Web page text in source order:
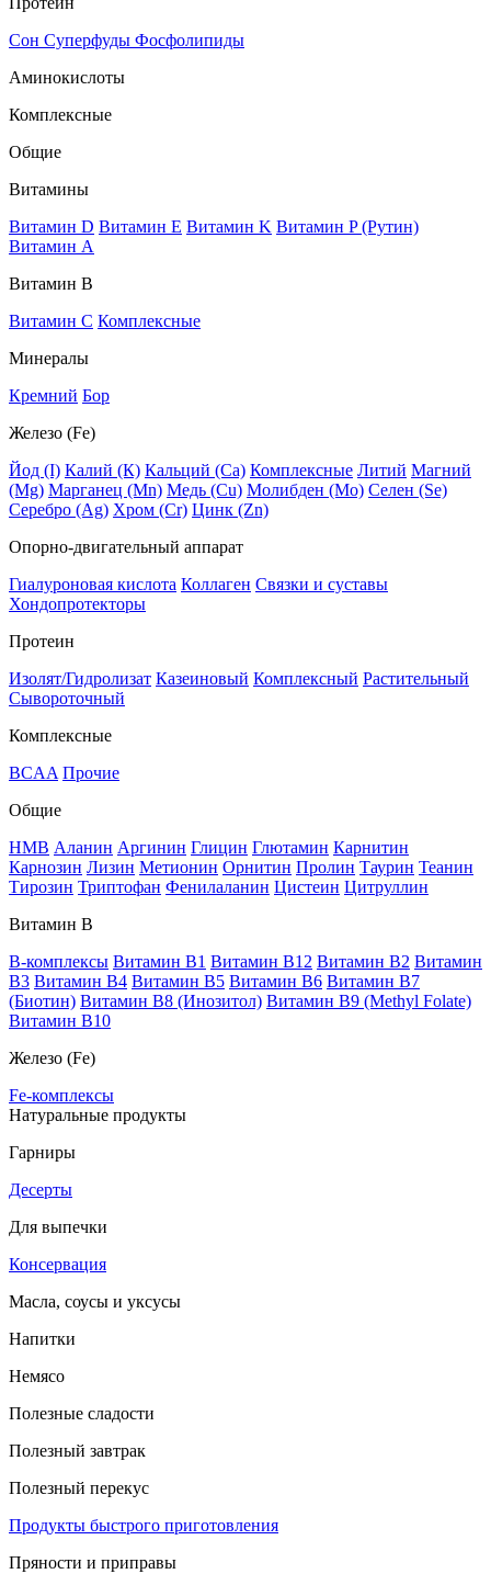
Сон Суперфуды Фосфолипиды
Аминокислоты
Комплексные
Общие
Витамины
Витамин D Витамин E Витамин K Витамин P (Рутин)
Витамин А
Витамин В
Витамин C Комплексные
Минералы
Кремний Бор
Железо (Fe)
Йод (I) Калий (К) Кальций (Са) Комплексные Литий Магний
(Mg) Марганец (Mn) Медь (Сu) Молибден (Мо) Селен (Se)
Серебро (Ag) Хром (Cr) Цинк (Zn)
Опорно-двигательный аппарат
Гиалуроновая кислота Коллаген Связки и суставы
Хондопротекторы
Протеин
Изолят/Гидролизат Казеиновый Комплексный Растительный
Сывороточный
Комплексные
BCAA Прочие
Общие
HMB Аланин Аргинин Глицин Глютамин Карнитин
Карнозин Лизин Метионин Орнитин Пролин Таурин Теанин
Тирозин Триптофан Фенилаланин Цистеин Цитруллин
Витамин В
B-комплексы Витамин B1 Витамин B12 Витамин B2 Витамин
B3 Витамин B4 Витамин B5 Витамин B6 Витамин B7
(Биотин) Витамин B8 (Инозитол) Витамин B9 (Methyl Folate)
Витамин В10
Железо (Fe)
Fe-комплексы
Натуральные продукты
Гарниры
Десерты
Для выпечки
Консервация
Масла, соусы и уксусы
Напитки
Немясо
Полезные сладости
Полезный завтрак
Полезный перекус
Продукты быстрого приготовления
Пряности и приправы